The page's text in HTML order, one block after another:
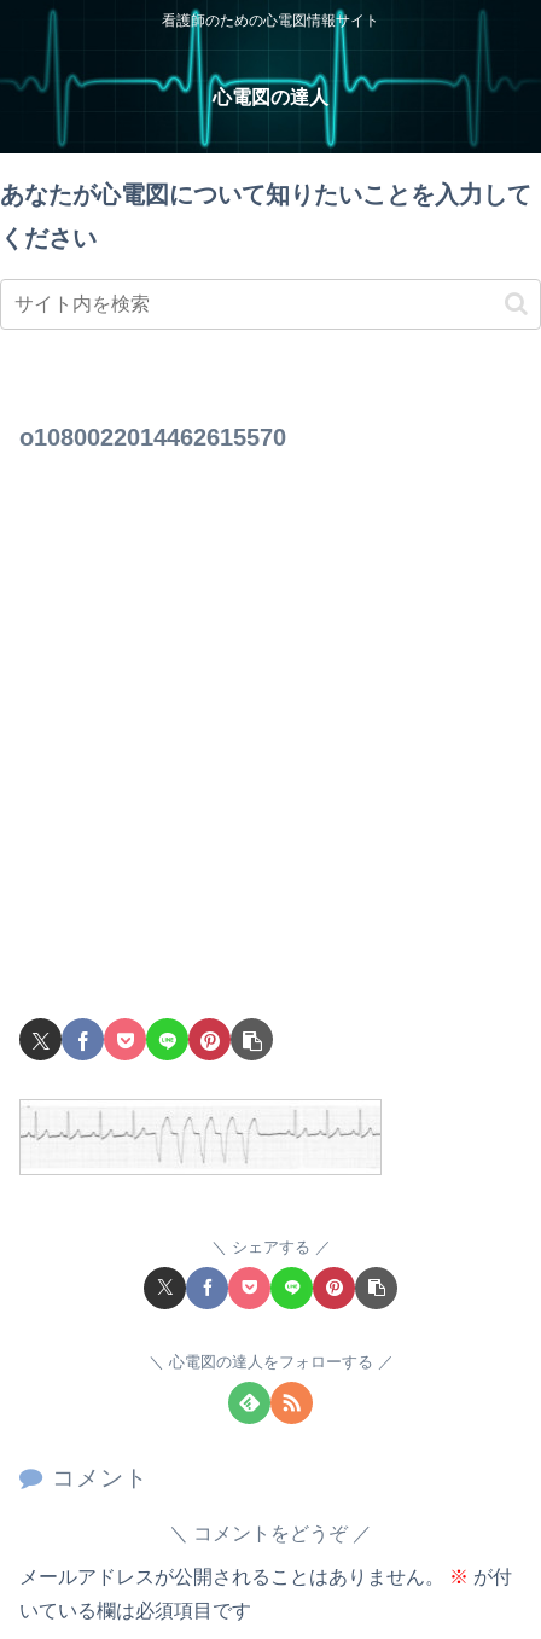
看護師のための心電図情報サイト
心電図の達人
あなたが心電図について知りたいことを入力して
ください
o1080022014462615570
シェアする
心電図の達人をフォローする
コメント
コメントをどうぞ
メールアドレスが公開されることはありません。 ※ が付
いている欄は必須項目です